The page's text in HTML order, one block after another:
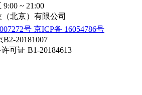
~ 21:00
北京）有限公司
号 京ICP备 16054786号
20181007
可证 B1-20184613